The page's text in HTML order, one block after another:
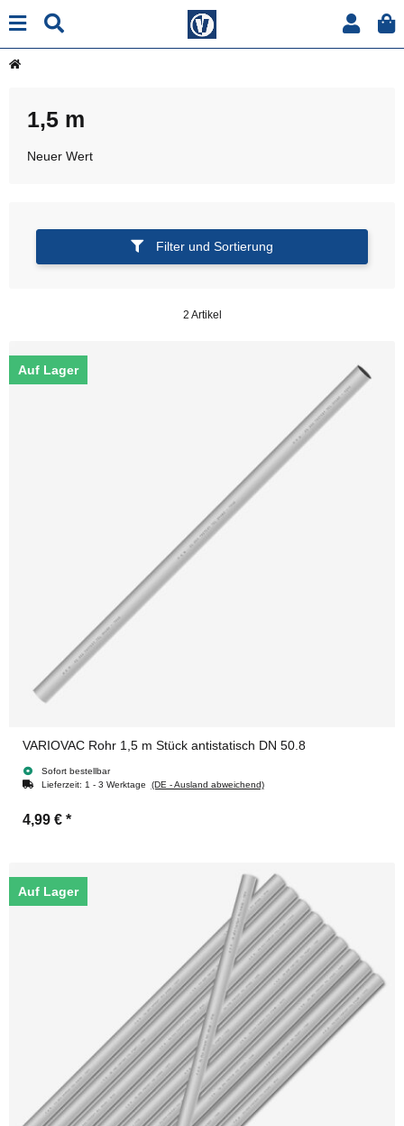
1,5 m
Neuer Wert
Filter und Sortierung
2 Artikel
Auf Lager
VARIOVAC Rohr 1,5 m Stück antistatisch DN 50.8
Sofort bestellbar
Lieferzeit: 1 - 3 Werktage (DE - Ausland abweichend)
4,99 € *
Auf Lager